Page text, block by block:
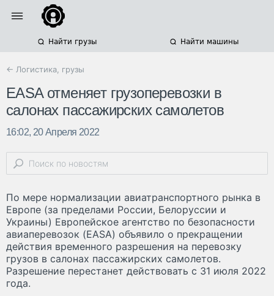
Найти грузы Найти машины
← Логистика, грузы
EASA отменяет грузоперевозки в
салонах пассажирских самолетов
16:02, 20 Апреля 2022
По мере нормализации авиатранспортного рынка в
Европе (за пределами России, Белоруссии и
Украины) Европейское агентство по безопасности
авиаперевозок (EASA) объявило о прекращении
действия временного разрешения на перевозку
грузов в салонах пассажирских самолетов.
Разрешение перестанет действовать с 31 июля 2022
года.